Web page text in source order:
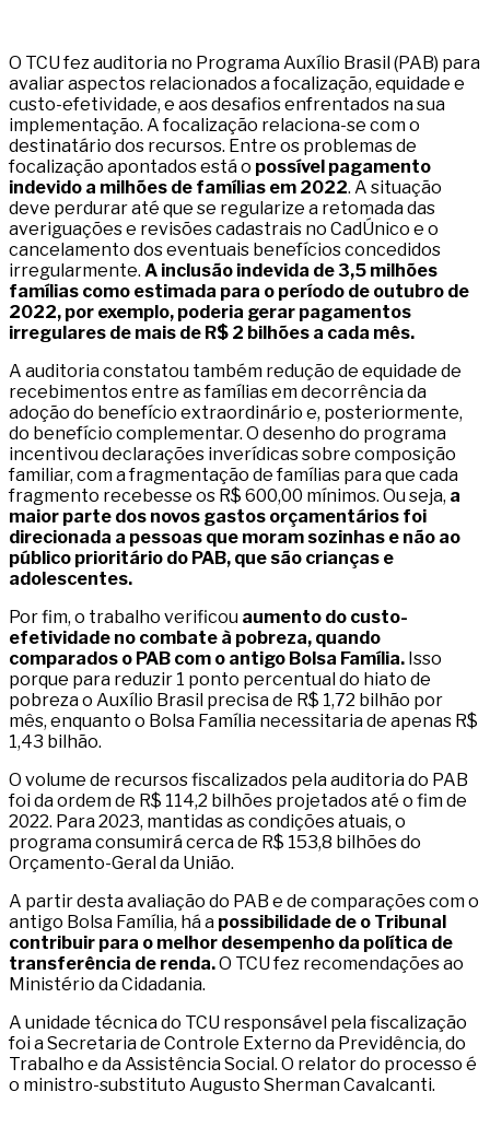
O TCU fez auditoria no Programa Auxílio Brasil (PAB) para
avaliar aspectos relacionados a focalização, equidade e
custo-efetividade, e aos desafios enfrentados na sua
implementação. A focalização relaciona-se com o
destinatário dos recursos. Entre os problemas de
focalização apontados está o possível pagamento
indevido a milhões de famílias em 2022. A situação
deve perdurar até que se regularize a retomada das
averiguações e revisões cadastrais no CadÚnico e o
cancelamento dos eventuais benefícios concedidos
irregularmente. A inclusão indevida de 3,5 milhões
famílias como estimada para o período de outubro de
2022, por exemplo, poderia gerar pagamentos
irregulares de mais de R$ 2 bilhões a cada mês.
A auditoria constatou também redução de equidade de
recebimentos entre as famílias em decorrência da
adoção do benefício extraordinário e, posteriormente,
do benefício complementar. O desenho do programa
incentivou declarações inverídicas sobre composição
familiar, com a fragmentação de famílias para que cada
fragmento recebesse os R$ 600,00 mínimos. Ou seja, a
maior parte dos novos gastos orçamentários foi
direcionada a pessoas que moram sozinhas e não ao
público prioritário do PAB, que são crianças e
adolescentes.
Por fim, o trabalho verificou aumento do custo-
efetividade no combate à pobreza, quando
comparados o PAB com o antigo Bolsa Família. Isso
porque para reduzir 1 ponto percentual do hiato de
pobreza o Auxílio Brasil precisa de R$ 1,72 bilhão por
mês, enquanto o Bolsa Família necessitaria de apenas R$
1,43 bilhão.
O volume de recursos fiscalizados pela auditoria do PAB
foi da ordem de R$ 114,2 bilhões projetados até o fim de
2022. Para 2023, mantidas as condições atuais, o
programa consumirá cerca de R$ 153,8 bilhões do
Orçamento-Geral da União.
A partir desta avaliação do PAB e de comparações com o
antigo Bolsa Família, há a possibilidade de o Tribunal
contribuir para o melhor desempenho da política de
transferência de renda.O TCU fez recomendações ao
Ministério da Cidadania.
A unidade técnica do TCU responsável pela fiscalização
foi a Secretaria de Controle Externo da Previdência, do
Trabalho e da Assistência Social. O relator do processo é
o ministro-substituto Augusto Sherman Cavalcanti.